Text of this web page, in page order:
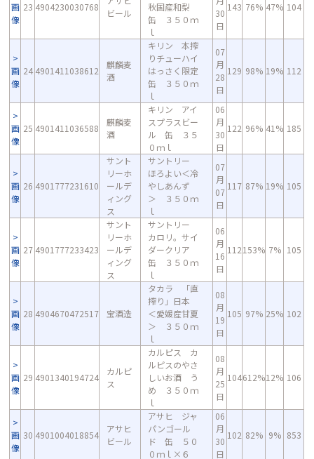
画
像
23 4904230030768
ビール
秋国産和梨
缶 ３５０ｍ
ｌ
30
日
143 76% 47% 104
画
像
24 4901411038612
麒麟麦
酒
キリン 本搾
りチューハイ
はっさく限定
缶 ３５０ｍ
ｌ
07
月
28
日
129 98% 19% 112
画
像
25 4901411036588
麒麟麦
酒
キリン アイ
スプラスビー
ル 缶 ３５
０ｍｌ
06
月
30
日
122 96% 41% 185
画
像
26 4901777231610
サント
リーホ
ールデ
ィング
ス
サントリー
ほろよい＜冷
やしあんず
＞ ３５０ｍ
ｌ
07
月
07
日
117 87% 19% 105
画
像
27 4901777233423
サント
リーホ
ールデ
ィング
ス
サントリー
カロリ。サイ
ダークリア
缶 ３５０ｍ
ｌ
06
月
16
日
112153% 7% 105
画
像
28 4904670472517 宝酒造
タカラ 「直
搾り」日本
＜愛媛産甘夏
＞ ３５０ｍ
ｌ
08
月
19
日
105 97% 25% 102
画
像
29 4901340194724
カルピ
ス
カルピス カ
ルピスのやさ
しいお酒 う
め ３５０ｍ
ｌ
08
月
25
日
104612%12% 106
画
像
30 4901004018854
アサヒ
ビール
アサヒ ジャ
パンゴール
ド 缶 ５０
０ｍｌ×６
06
月
30
日
102 82% 9% 853